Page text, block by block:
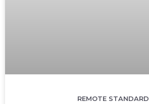
REMOTE STANDARD